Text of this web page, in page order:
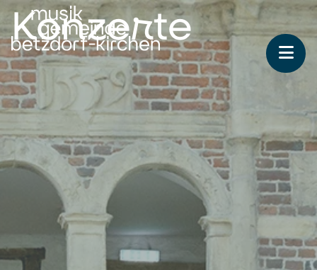
Konzerte